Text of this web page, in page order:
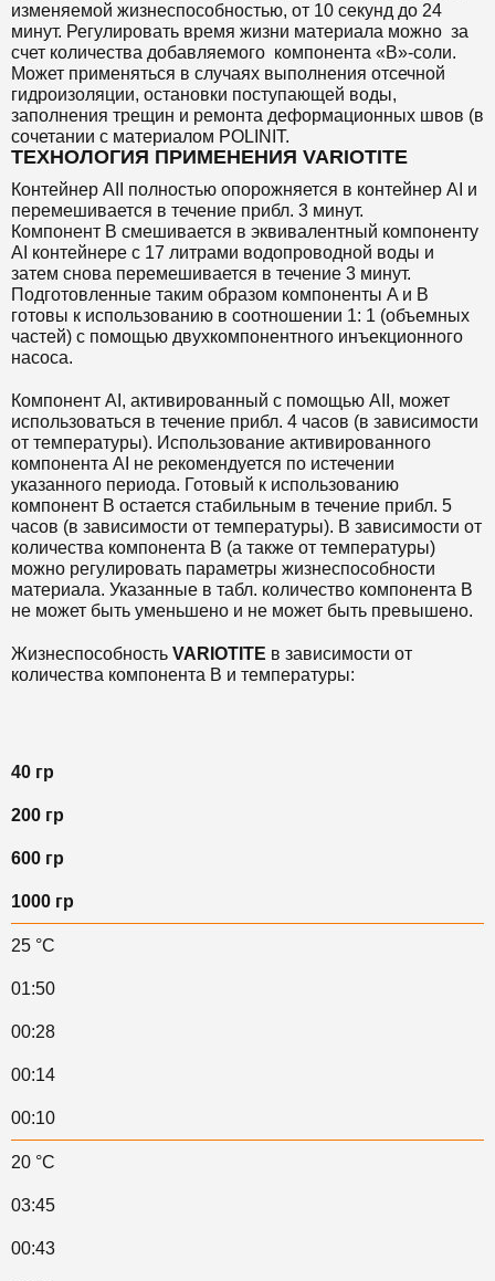
изменяемой жизнеспособностью, от 10 секунд до 24
минут. Регулировать время жизни материала можно за
счет количества добавляемого компонента «B»-соли.
Может применяться в случаях выполнения отсечной
гидроизоляции, остановки поступающей воды,
заполнения трещин и ремонта деформационных швов (в
сочетании с материалом POLINIT.
ТЕХНОЛОГИЯ ПРИМЕНЕНИЯ VARIOTITE
Контейнер AII полностью опорожняется в контейнер AI и
перемешивается в течение прибл. 3 минут.
Компонент B смешивается в эквивалентный компоненту
AI контейнере с 17 литрами водопроводной воды и
затем снова перемешивается в течение 3 минут.
Подготовленные таким образом компоненты A и B
готовы к использованию в соотношении 1: 1 (объемных
частей) с помощью двухкомпонентного инъекционного
насоса.
Компонент AI, активированный с помощью AII, может
использоваться в течение прибл. 4 часов (в зависимости
от температуры). Использование активированного
компонента AI не рекомендуется по истечении
указанного периода. Готовый к использованию
компонент B остается стабильным в течение прибл. 5
часов (в зависимости от температуры). В зависимости от
количества компонента B (а также от температуры)
можно регулировать параметры жизнеспособности
материала. Указанные в табл. количество компонента B
не может быть уменьшено и не может быть превышено.
Жизнеспособность VARIOTITE в зависимости от
количества компонента B и температуры:
40 гр
200 гр
600 гр
1000 гр
25 °C
01:50
00:28
00:14
00:10
20 °C
03:45
00:43